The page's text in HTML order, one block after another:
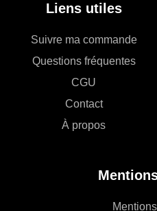
Liens utiles
Suivre ma commande
Questions fréquentes
CGU
Contact
À propos